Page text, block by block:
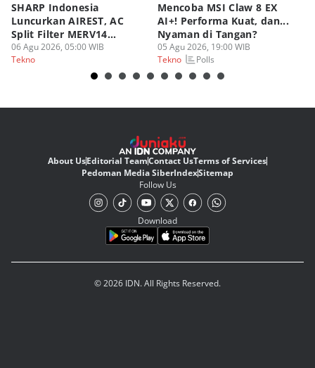
SHARP Indonesia
Luncurkan AIREST, AC
Split Filter MERV14
Perdana!
06 Agu 2026, 05:00 WIB
Tekno
Mencoba MSI Claw 8 EX
AI+! Performa Kuat, dan...
Nyaman di Tangan?
05 Agu 2026, 19:00 WIB
Tekno
Polls
About UsEditorial TeamContact UsTerms of Services
Pedoman Media SiberIndexSitemap
Follow Us
Download
© 2026 IDN. All Rights Reserved.